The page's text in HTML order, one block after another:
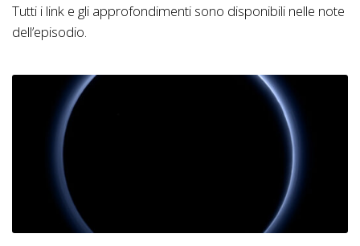
Tutti i link e gli approfondimenti sono disponibili nelle note
dell’episodio.